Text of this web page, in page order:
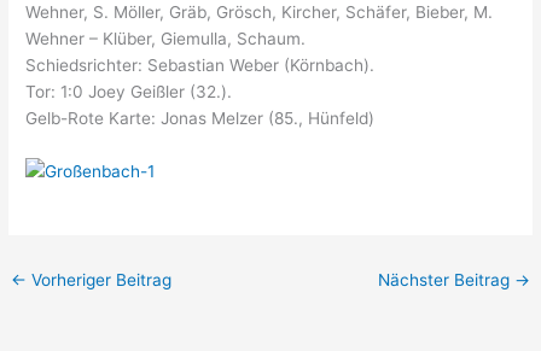
Wehner, S. Möller, Gräb, Grösch, Kircher, Schäfer, Bieber, M.
Wehner – Klüber, Giemulla, Schaum.
Schiedsrichter: Sebastian Weber (Körnbach).
Tor: 1:0 Joey Geißler (32.).
Gelb-Rote Karte: Jonas Melzer (85., Hünfeld)
← Vorheriger Beitrag Nächster Beitrag →